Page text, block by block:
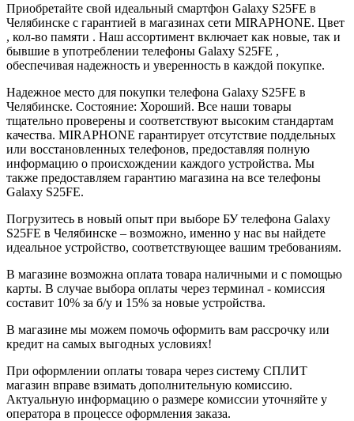
Приобретайте свой идеальный смартфон Galaxy S25FE в
Челябинске с гарантией в магазинах сети MIRAPHONE. Цвет
, кол-во памяти . Наш ассортимент включает как новые, так и
бывшие в употреблении телефоны Galaxy S25FE ,
обеспечивая надежность и уверенность в каждой покупке.
Надежное место для покупки телефона Galaxy S25FE в
Челябинске. Состояние: Хороший. Все наши товары
тщательно проверены и соответствуют высоким стандартам
качества. MIRAPHONE гарантирует отсутствие поддельных
или восстановленных телефонов, предоставляя полную
информацию о происхождении каждого устройства. Мы
также предоставляем гарантию магазина на все телефоны
Galaxy S25FE.
Погрузитесь в новый опыт при выборе БУ телефона Galaxy
S25FE в Челябинске – возможно, именно у нас вы найдете
идеальное устройство, соответствующее вашим требованиям.
В магазине возможна оплата товара наличными и с помощью
карты. В случае выбора оплаты через терминал - комиссия
составит 10% за б/у и 15% за новые устройства.
В магазине мы можем помочь оформить вам рассрочку или
кредит на самых выгодных условиях!
При оформлении оплаты товара через систему СПЛИТ
магазин вправе взимать дополнительную комиссию.
Актуальную информацию о размере комиссии уточняйте у
оператора в процессе оформления заказа.